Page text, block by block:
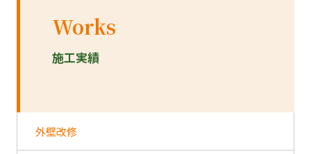
Works
施工実績
外壁改修